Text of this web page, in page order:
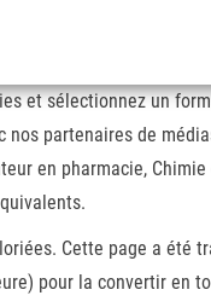
et sélectionnez un
partenaires de
en pharmacie,
Cette page a
pour la convertir